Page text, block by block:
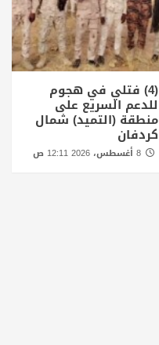
(4) فتلي في هجوم
للدعم السريع على
منطقة (التميد) شمال
كردفان
8 أغسطس، 2026 12:11 ص